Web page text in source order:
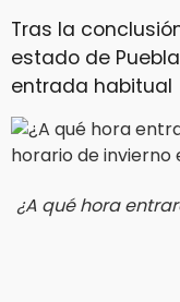
Tras la
estado de
entrada habitual
¿A qué hora